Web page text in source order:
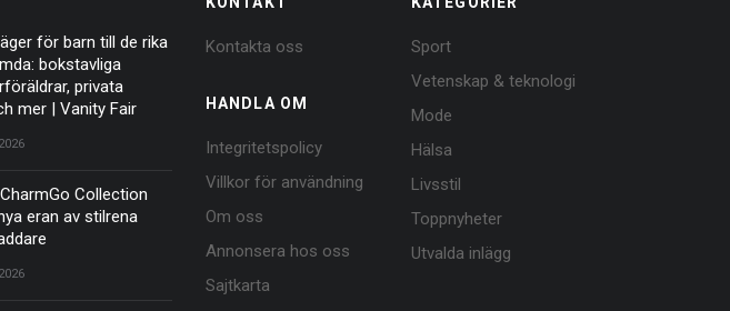
för barn till de rika
bokstavliga
privata
mer | Vanity Fair
CharmGo Collection
eran av stilrena
Kontakta oss
HANDLA OM
Integritetspolicy
Villkor för användning
Om oss
Annonsera hos oss
Sajtkarta
Sport
Vetenskap & teknologi
Mode
Hälsa
Livsstil
Toppnyheter
Utvalda inlägg